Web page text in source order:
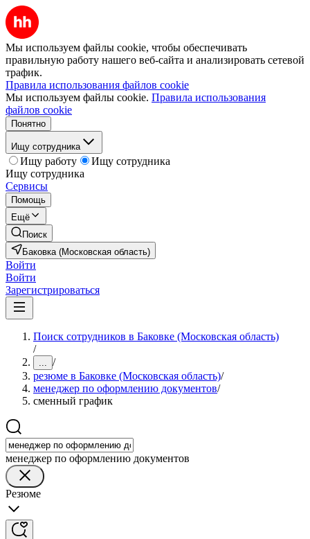
Мы используем файлы cookie, чтобы обеспечивать
правильную работу нашего веб-сайта и анализировать сетевой
трафик.
Правила использования файлов cookie
Мы используем файлы cookie. Правила использования
файлов cookie
Понятно
Ищу сотрудника
Ищу работу
Ищу сотрудника
Ищу сотрудника
Сервисы
Помощь
Ещё
Поиск
Баковка (Московская область)
Войти
Войти
Зарегистрироваться
Поиск сотрудников в Баковке (Московская область)
/
... /
резюме в Баковке (Московская область)/
менеджер по оформлению документов/
сменный график
менеджер по оформлению документов
Резюме